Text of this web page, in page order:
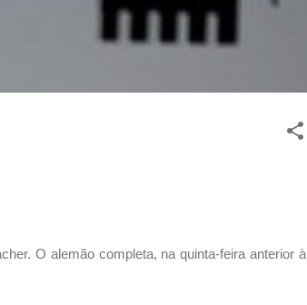
O alemão completa, na quinta-feira anterior à